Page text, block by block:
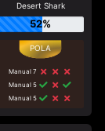
Desert Shark
52%
Manual 7
Manual 5
Manual 5